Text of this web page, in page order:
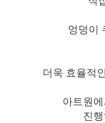
엉덩이
더욱 효율적
아트원
진